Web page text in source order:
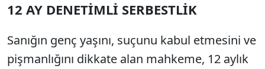
12 AY DENETİMLİ SERBESTLİK
Sanığın genç yaşını, suçunu kabul etmesini ve
pişmanlığını dikkate alan mahkeme, 12 aylık